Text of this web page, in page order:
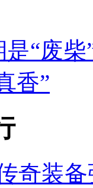
是“废
香”
奇装